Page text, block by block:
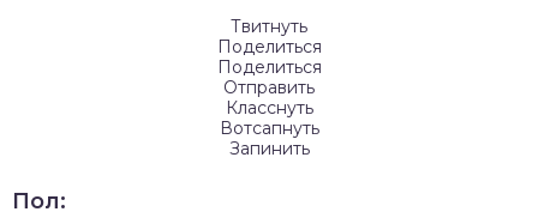
Твитнуть
Поделиться
Поделиться
Отправить
Класснуть
Вотсапнуть
Запинить
Пол: